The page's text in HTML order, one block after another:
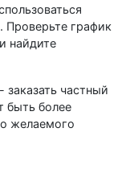
Проверьте график
найдите
частный
быть более
желаемого